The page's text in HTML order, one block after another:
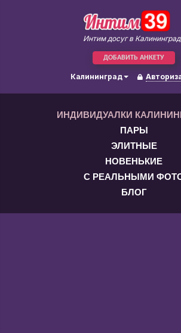
Интим досуг в
ДОБАВИТЬ АНКЕТУ
Калининград
ИНДИВИДУАЛКИ
ПАРЫ
ЭЛИТНЫЕ
НОВЕНЬКИЕ
С РЕАЛЬНЫМИ
БЛОГ